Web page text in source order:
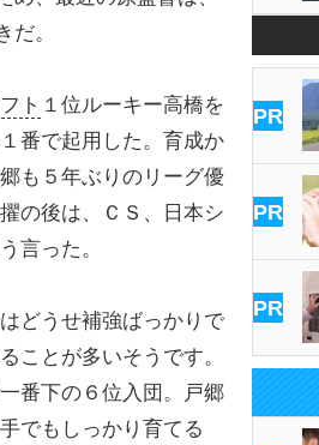
だ。
ト １位ルーキー高橋を
番で起用した。育成か
も５年ぶりのリーグ優
の後は、ＣＳ、日本シ
言った。
どうせ補強ばっかりで
ことが多いそうです。
番下の６位入団。戸郷
でもしっかり育てる
PR
PR
PR